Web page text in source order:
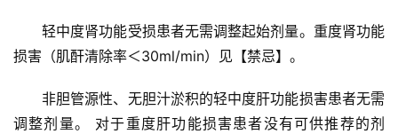
轻中度肾功能受损患者无需调整起始剂量。重度肾功能
损害（肌酐清除率＜30ml/min）见【禁忌】。
非胆管源性、无胆汁淤积的轻中度肝功能损害患者无需
调整剂量。 对于重度肝功能损害患者没有可供推荐的剂